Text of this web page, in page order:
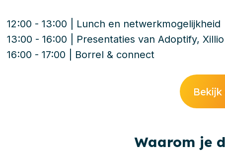
12:00 - 13:00 | Lunch en netwerkmogelijkheid
13:00 - 16:00 | Presentaties van Adoptify,
16:00 - 17:00 | Borrel & connect
Waarom je